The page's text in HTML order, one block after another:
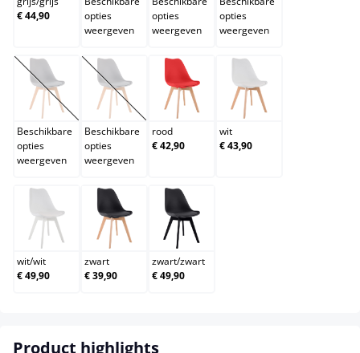
€ 44,90
opties
weergeven
opties
weergeven
opties
weergeven
oranje
(Deze optie is momenteel niet beschikbaar.)
Beschikbare
opties
weergeven
purper
(Deze optie is momenteel niet beschikbaar.)
Beschikbare
opties
weergeven
rood
rood
€ 42,90
wit
wit
€ 43,90
wit/wit
wit/wit
€ 49,90
zwart
zwart
€ 39,90
zwart/zwart
zwart/zwart
€ 49,90
Product highlights